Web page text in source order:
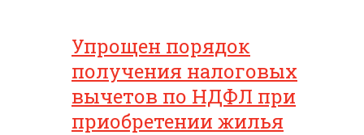
Упрощен порядок
получения налоговых
вычетов по НДФЛ при
приобретении жилья